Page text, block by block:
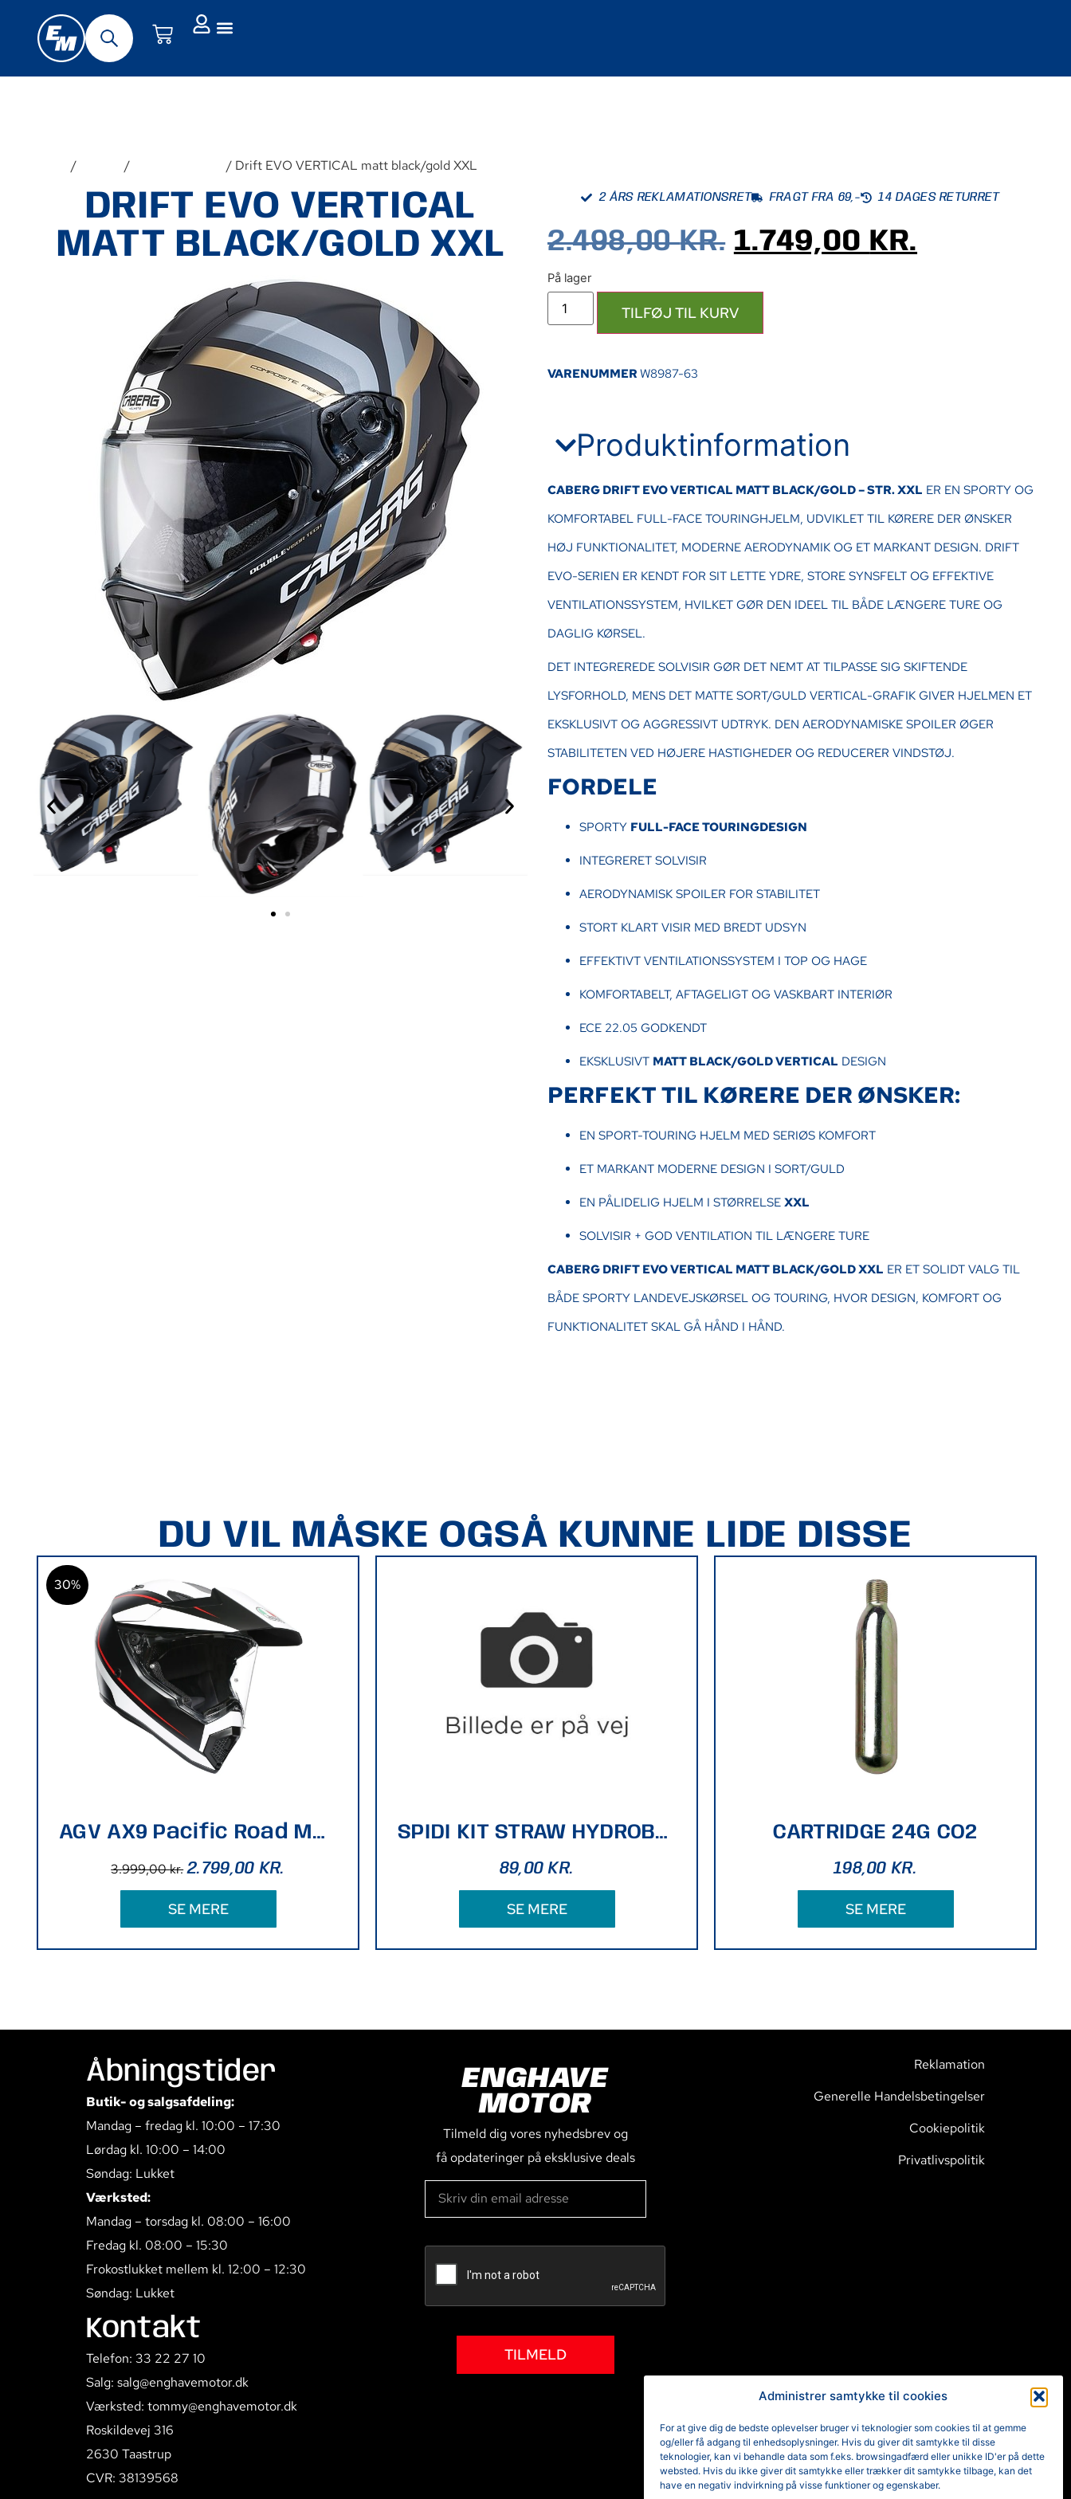
Administrer samtykke til cookies
For at give dig de bedste oplevelser bruger vi teknologier som cookies til at gemme
og/eller få adgang til enhedsoplysninger. Hvis du giver dit samtykke til disse
teknologier, kan vi behandle data som f.eks. browsingadfærd eller unikke ID'er på dette
websted. Hvis du ikke giver dit samtykke eller trækker dit samtykke tilbage, kan det
have en negativ indvirkning på visse funktioner og egenskaber.
/ / / Drift EVO VERTICAL matt black/gold XXL
DRIFT EVO VERTICAL
MATT BLACK/GOLD XXL
2 ÅRS REKLAMATIONSRET FRAGT FRA 69,- 14 DAGES RETURRET
2.498,00KR. 1.749,00 KR.
TILFØJ TIL KURV
VARENUMMER W8987-63
Produktinformation
CABERG DRIFT EVO VERTICAL MATT BLACK/GOLD – STR. XXL ER EN SPORTY OG
KOMFORTABEL FULL-FACE TOURINGHJELM, UDVIKLET TIL KØRERE DER ØNSKER
HØJ FUNKTIONALITET, MODERNE AERODYNAMIK OG ET MARKANT DESIGN. DRIFT
EVO-SERIEN ER KENDT FOR SIT LETTE YDRE, STORE SYNSFELT OG EFFEKTIVE
VENTILATIONSSYSTEM, HVILKET GØR DEN IDEEL TIL BÅDE LÆNGERE TURE OG
DAGLIG KØRSEL.
DET INTEGREREDE SOLVISIR GØR DET NEMT AT TILPASSE SIG SKIFTENDE
LYSFORHOLD, MENS DET MATTE SORT/GULD VERTICAL-GRAFIK GIVER HJELMEN ET
EKSKLUSIVT OG AGGRESSIVT UDTRYK. DEN AERODYNAMISKE SPOILER ØGER
STABILITETEN VED HØJERE HASTIGHEDER OG REDUCERER VINDSTØJ.
FORDELE
SPORTY FULL-FACE TOURINGDESIGN
INTEGRERET SOLVISIR
AERODYNAMISK SPOILER FOR STABILITET
STORT KLART VISIR MED BREDT UDSYN
EFFEKTIVT VENTILATIONSSYSTEM I TOP OG HAGE
KOMFORTABELT, AFTAGELIGT OG VASKBART INTERIØR
ECE 22.05 GODKENDT
EKSKLUSIVT MATT BLACK/GOLD VERTICAL DESIGN
PERFEKT TIL KØRERE DER ØNSKER:
EN SPORT-TOURING HJELM MED SERIØS KOMFORT
ET MARKANT MODERNE DESIGN I SORT/GULD
EN PÅLIDELIG HJELM I STØRRELSE XXL
SOLVISIR + GOD VENTILATION TIL LÆNGERE TURE
CABERG DRIFT EVO VERTICAL MATT BLACK/GOLD XXL ER ET SOLIDT VALG TIL
BÅDE SPORTY LANDEVEJSKØRSEL OG TOURING, HVOR DESIGN, KOMFORT OG
FUNKTIONALITET SKAL GÅ HÅND I HÅND.
DU VIL MÅSKE OGSÅ KUNNE LIDE DISSE
30%
AGV AX9 Pacific Road Mat Black/White/Red Str. XL
3.999,00kr. 2.799,00KR.
SE MERE
SPIDI KIT STRAW HYDROBACK
89,00KR.
SE MERE
CARTRIDGE 24G CO2
198,00KR.
SE MERE
Åbningstider
Butik- og salgsafdeling:
Mandag – fredag kl. 10:00 – 17:30
Lørdag kl. 10:00 – 14:00
Søndag: Lukket
Værksted:
Mandag – torsdag kl. 08:00 – 16:00
Fredag kl. 08:00 – 15:30
Frokostlukket mellem kl. 12:00 – 12:30
Søndag: Lukket
Kontakt
Telefon: 33 22 27 10
Salg: salg@enghavemotor.dk
Værksted: tommy@enghavemotor.dk
Roskildevej 316
2630 Taastrup
CVR: 38139568
ENGHAVE
MOTOR
Tilmeld dig vores nyhedsbrev og
få opdateringer på eksklusive deals
TILMELD
Reklamation
Generelle Handelsbetingelser
Cookiepolitik
Privatlivspolitik